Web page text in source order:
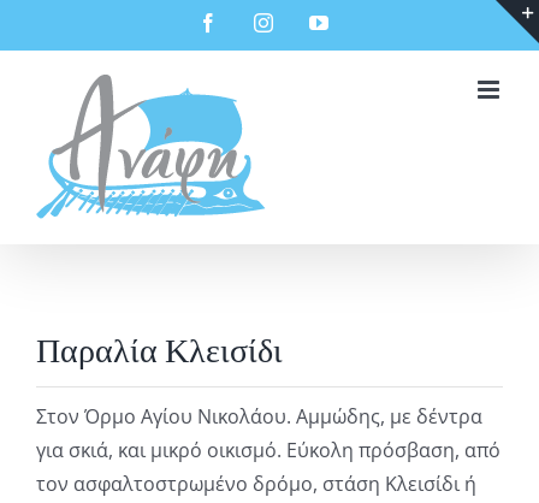
στο
περιεχόμενο
FacebookInstagramYouTube
Παραλία Κλεισίδι
Στον Όρμο Αγίου Νικολάου. Αμμώδης, με δέντρα
για σκιά, και μικρό οικισμό. Εύκολη πρόσβαση, από
τον ασφαλτοστρωμένο δρόμο, στάση Κλεισίδι ή